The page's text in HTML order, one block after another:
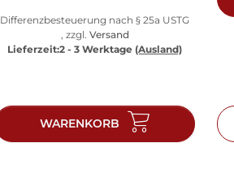
Differenzbesteuerung nach § 25a USTG
, zzgl. Versand
Lieferzeit:2 - 3 Werktage (Ausland)
WARENKORB